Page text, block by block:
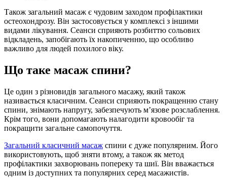
Також загальний масаж є чудовим заходом профілактики
остеохондрозу. Він застосовується у комплексі з іншими
видами лікування. Сеанси сприяють розбиттю сольових
відкладень, запобігають їх накопиченню, що особливо
важливо для людей похилого віку.
Що таке масаж спини?
Це один з різновидів загального масажу, який також
називається класичним. Сеанси сприяють покращенню стану
спини, знімають напругу, забезпечують м’язове розслаблення.
Крім того, вони допомагають налагодити кровообіг та
покращити загальне самопочуття.
Загальний класичний масаж спини є дуже популярним. Його
використовують, щоб зняти втому, а також як метод
профілактики захворювань попереку та шиї. Він вважається
одним із доступних та популярних серед масажистів.